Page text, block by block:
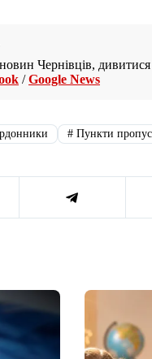
Чернівців, дивитися
/Google News
# Пункти